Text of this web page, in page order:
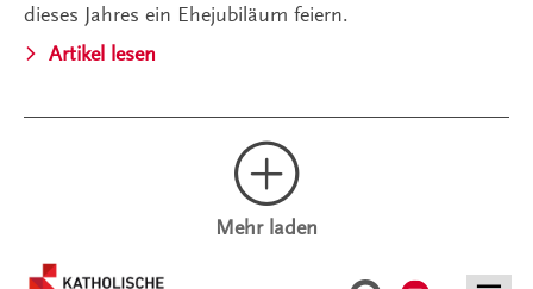
dieses Jahres ein Ehejubiläum feiern.
Artikel lesen
Mehr laden